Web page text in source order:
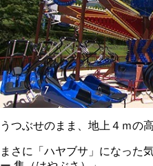
うつぶせのまま、地上４ｍの
まさに「ハヤブサ」になった